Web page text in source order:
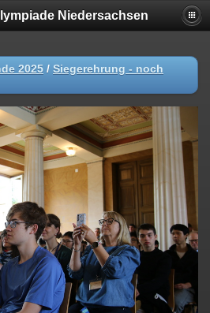
Niedersachsen
2025 / Siegerehrung - noch